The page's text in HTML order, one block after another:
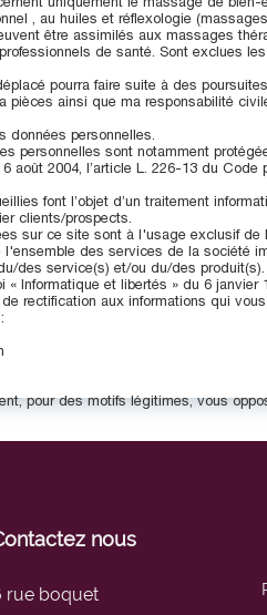
, au huiles et réflexologie
être assimilés aux massages
de santé. Sont exclues
pourra faire suite à des
pièces ainsi que ma responsabilité
données personnelles.
personnelles sont notamment
août 2004, l’article L. 226-13 du Code
font l’objet d’un traitement
clients/prospects.
sur ce site sont à l'usage exclusif de
des services de la société
des service(s) et/ou du/des produit(s).
« Informatique et libertés » du 6 janvier
de rectification aux informations qui
pour des motifs légitimes, vous
nous
rue boquet